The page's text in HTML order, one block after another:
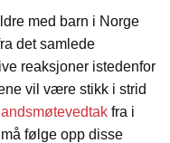
med barn i Norge
det samlede
reaksjoner istedenfor
vil være stikk i strid
landsmøtevedtak fra i
følge opp disse